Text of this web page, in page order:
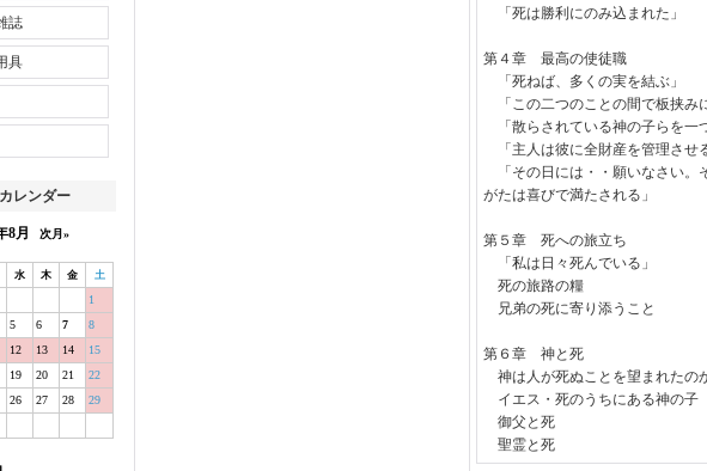
誌
具
レンダー
8月 次月»
水 木 金 土
1
5 6 7
8
12 13 14
15
19 20 21
22
26 27 28
29
「死は勝利にのみ込まれた」
第４章 最高の使徒職
「死ねば、多くの実を結ぶ」
「この二つのことの間で板挟み
「散らされている神の子らを一
「主人は彼に全財産を管理させ
「その日には・・願いなさい。
がたは喜びで満たされる」
第５章 死への旅立ち
「私は日々死んでいる」
死の旅路の糧
兄弟の死に寄り添うこと
第６章 神と死
神は人が死ぬことを望まれたの
イエス・死のうちにある神の子
御父と死
聖霊と死